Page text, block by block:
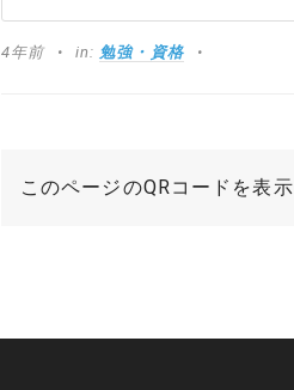
4年前 in: 勉強・資格
このページのQRコードを表示